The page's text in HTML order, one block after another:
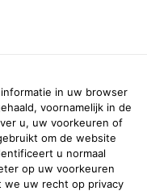
in uw browser
voornamelijk in de
u, uw voorkeuren of
om de website
u normaal
op uw voorkeuren
we uw recht op privacy